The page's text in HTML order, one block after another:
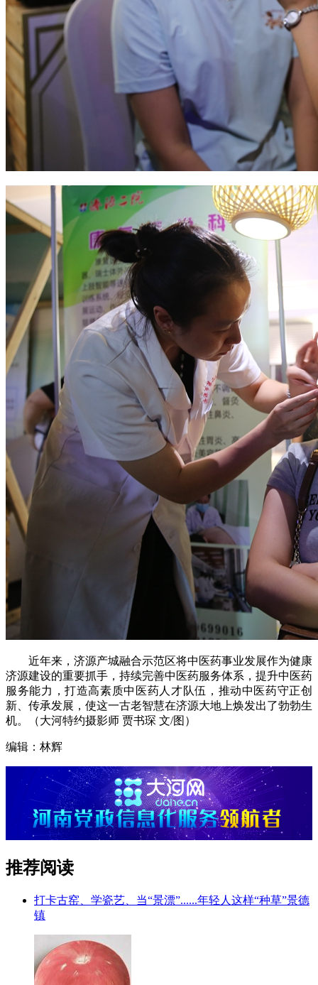
近年来，济源产城融合示范区将中医药事业发展作为健康
济源建设的重要抓手，持续完善中医药服务体系，提升中医药
服务能力，打造高素质中医药人才队伍，推动中医药守正创
新、传承发展，使这一古老智慧在济源大地上焕发出了勃勃生
机。（大河特约摄影师 贾书琛 文/图）
编辑：林辉
推荐阅读
打卡古窑、学瓷艺、当“景漂”......年轻人这样“种草”景德
镇